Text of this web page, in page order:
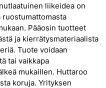
liikeidea on
Pääosin tuotteet
ja kierrätysmateriaalista
Tuote voidaan
tai vaikkapa
mukaillen. Huttaroo
koruja. Yrityksen